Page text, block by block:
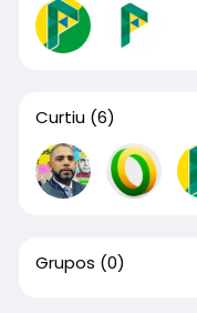
Curtiu (6)
Grupos (0)